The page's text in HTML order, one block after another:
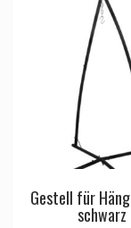
Gestell für
schwarz